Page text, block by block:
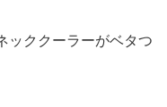
ッククーラーがベタつ